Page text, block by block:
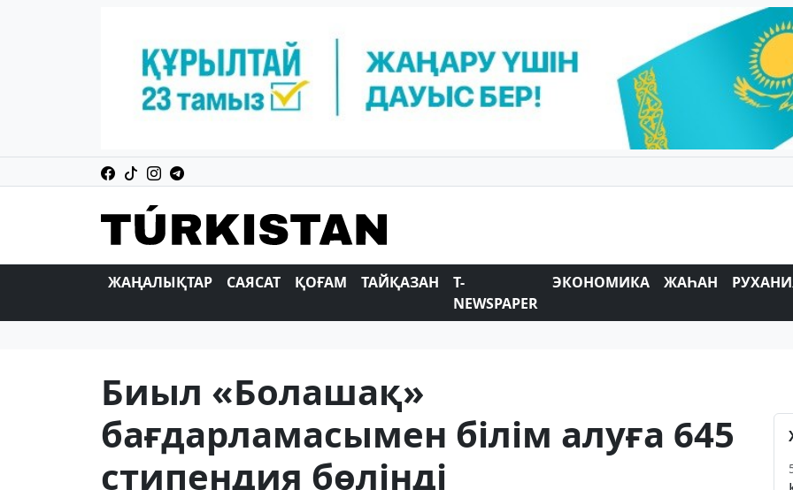
ЖАҢАЛЫҚТАР САЯСАТ ҚОҒАМ ТАЙҚАЗАН
T-
NEWSPAPER
ЭКОНОМИКА ЖАҺАН
Биыл «Болашақ»
бағдарламасымен білім алуға 645
стипендия бөлінді